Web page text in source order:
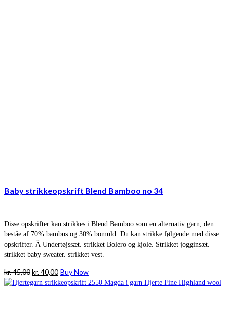
Baby strikkeopskrift Blend Bamboo no 34
Disse opskrifter kan strikkes i Blend Bamboo som en alternativ garn, den
beståe af 70% bambus og 30% bomuld. Du kan strikke følgende med disse
opskrifter. Â Undertøjssæt. strikket Bolero og kjole. Strikket jogginsæt.
strikket baby sweater. strikket vest.
kr.45,00Den
oprindelige
kr.40,00Den
aktuelle
Buy Now